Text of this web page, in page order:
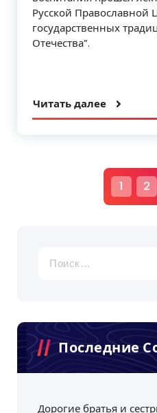
Русской Православной
государственных
Отечества”.
Читать далее
Н
а
ц
и
1 2
Последние
Дорогие братья и